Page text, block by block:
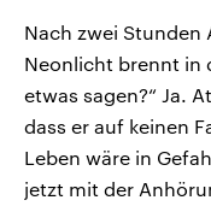
Nach zwei
Neonlicht brennt in
etwas sagen?“ Ja.
dass er auf keinen
Leben wäre in
jetzt mit der